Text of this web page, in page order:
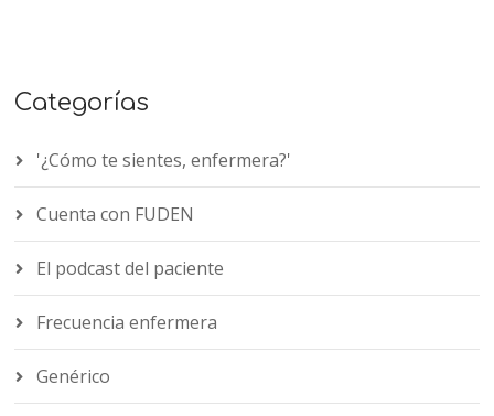
Categorías
'¿Cómo te sientes, enfermera?'
Cuenta con FUDEN
El podcast del paciente
Frecuencia enfermera
Genérico